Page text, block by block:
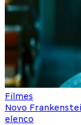
Filmes
Novo
elenco